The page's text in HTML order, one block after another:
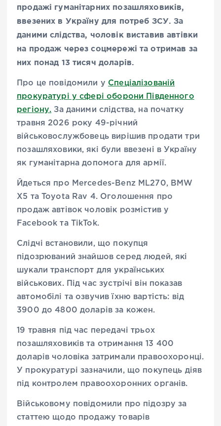
продажі гуманітарних позашляховиків,
ввезених в Україну для потреб ЗСУ. За
даними слідства, чоловік виставив автівки
на продаж через соцмережі та отримав за
них понад 13 тисяч доларів.
Про це повідомили у Спеціалізованій
прокуратурі у сфері оборони Південного
регіону. За даними слідства, на початку
травня 2026 року 49-річний
військовослужбовець вирішив продати три
позашляховики, які були ввезені в Україну
як гуманітарна допомога для армії.
Йдеться про Mercedes-Benz ML270, BMW
X5 та Toyota Rav 4. Оголошення про
продаж автівок чоловік розмістив у
Facebook та TikTok.
Слідчі встановили, що покупця
підозрюваний знайшов серед людей, які
шукали транспорт для українських
військових. Під час зустрічі він показав
автомобілі та озвучив їхню вартість: від
3900 до 4800 доларів за кожен.
19 травня під час передачі трьох
позашляховиків та отримання 13 400
доларів чоловіка затримали правоохоронці.
У прокуратурі зазначили, що покупець діяв
під контролем правоохоронних органів.
Військовому повідомили про підозру за
статтею щодо продажу товарів